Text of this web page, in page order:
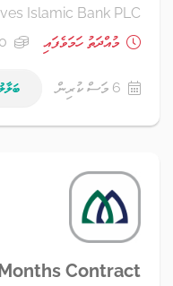
Islamic Bank PLC
މުއްދަތު ހަމަވެފައި
6 މަސް ކުރިން
Contract